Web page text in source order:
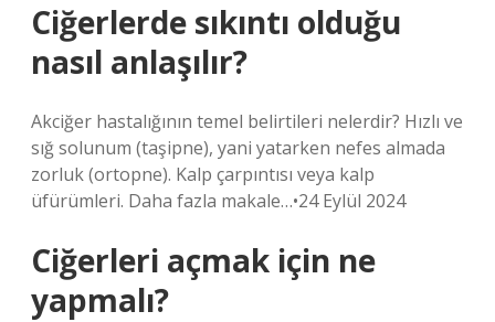
Ciğerlerde sıkıntı olduğu
nasıl anlaşılır?
Akciğer hastalığının temel belirtileri nelerdir? Hızlı ve
sığ solunum (taşipne), yani yatarken nefes almada
zorluk (ortopne). Kalp çarpıntısı veya kalp
üfürümleri. Daha fazla makale…•24 Eylül 2024
Ciğerleri açmak için ne
yapmalı?